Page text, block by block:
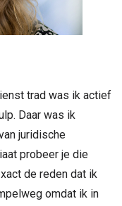
trad was ik actief
Daar was ik
juridische
probeer je die
de reden dat ik
omdat ik in